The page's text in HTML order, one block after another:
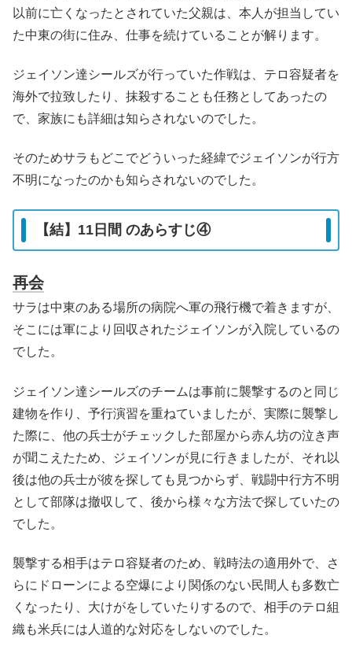
以前に亡くなったとされていた父親は、本人が担当してい
た中東の街に住み、仕事を続けていることが解ります。
ジェイソン達シールズが行っていた作戦は、テロ容疑者を
海外で拉致したり、抹殺することも任務としてあったの
で、家族にも詳細は知らされないのでした。
そのためサラもどこでどういった経緯でジェイソンが行方
不明になったのかも知らされないのでした。
【結】11日間 のあらすじ④
再会
サラは中東のある場所の病院へ軍の飛行機で着きますが、
そこには軍により回収されたジェイソンが入院しているの
でした。
ジェイソン達シールズのチームは事前に襲撃するのと同じ
建物を作り、予行演習を重ねていましたが、実際に襲撃し
た際に、他の兵士がチェックした部屋から赤ん坊の泣き声
が聞こえたため、ジェイソンが見に行きましたが、それ以
後は他の兵士が彼を探しても見つからず、戦闘中行方不明
として部隊は撤収して、後から様々な方法で探していたの
でした。
襲撃する相手はテロ容疑者のため、戦時法の適用外で、さ
らにドローンによる空爆により関係のない民間人も多数亡
くなったり、大けがをしていたりするので、相手のテロ組
織も米兵には人道的な対応をしないのでした。